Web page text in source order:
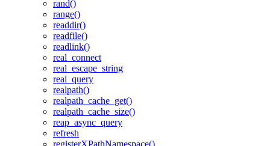
rand()
range()
readdir()
readfile()
readlink()
real_connect
real_escape_string
real_query
realpath()
realpath_cache_get()
realpath_cache_size()
reap_async_query
refresh
registerXPathNamespace()